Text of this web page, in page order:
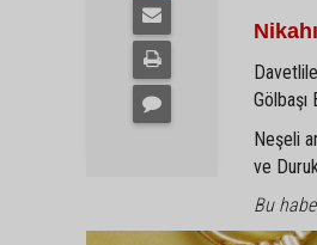
Neşeli
ve
Bu